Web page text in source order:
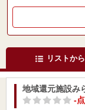
リストか
地域還元施設み
-点